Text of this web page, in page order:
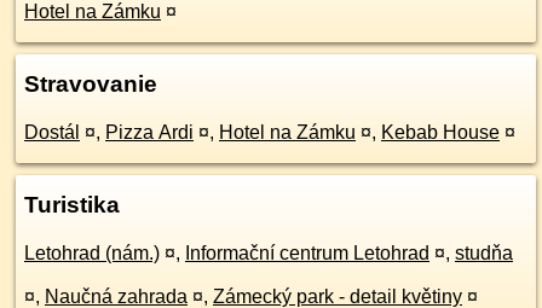
Hotel na Zámku ¤
Stravovanie
Dostál ¤, Pizza Ardi ¤, Hotel na Zámku ¤, Kebab House ¤
Turistika
Letohrad (nám.) ¤, Informační centrum Letohrad ¤, studňa
¤, Naučná zahrada ¤, Zámecký park - detail květiny ¤